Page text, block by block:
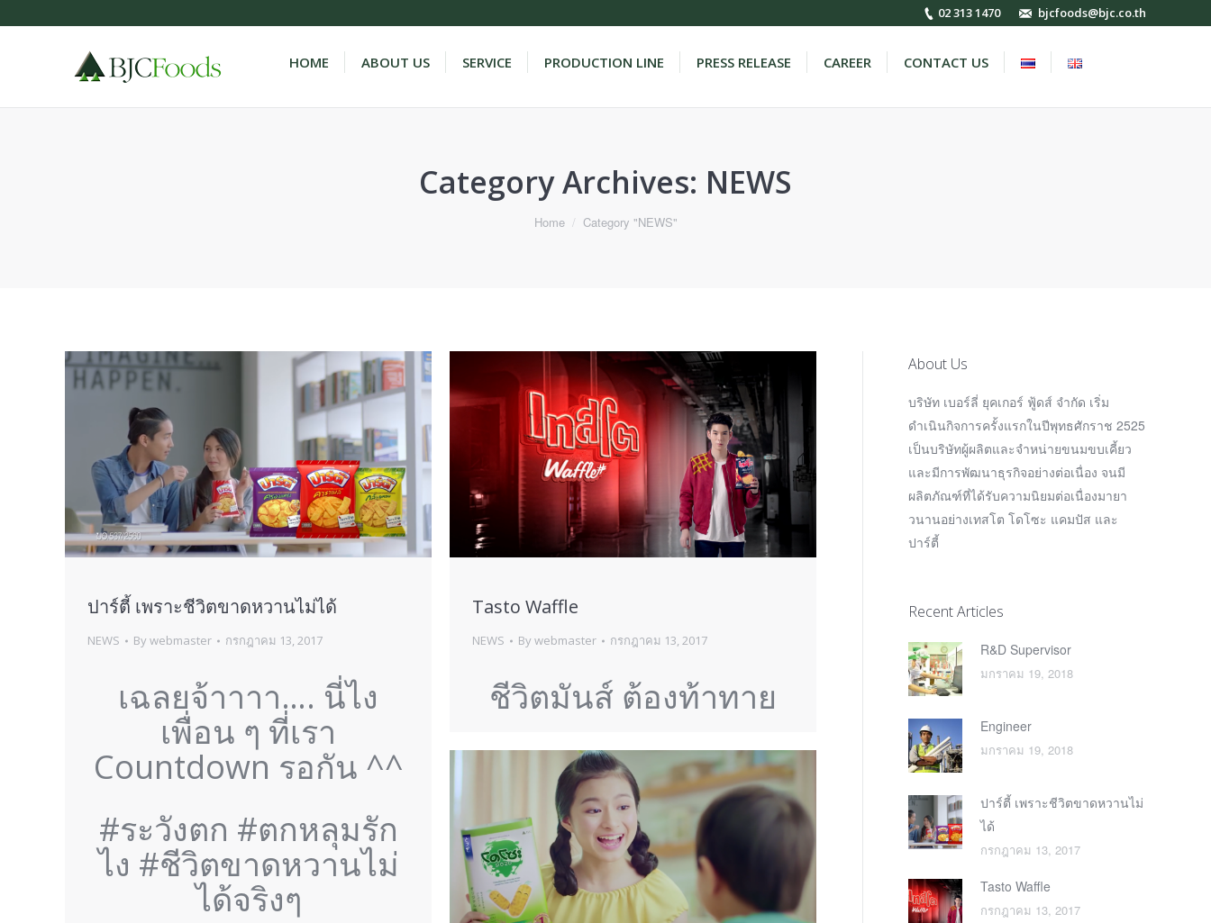
02 313 1470 bjcfoods@bjc.co.th
HOME ABOUT US SERVICE PRODUCTION LINE PRESS RELEASE CAREER CONTACT US
Category Archives: NEWS
Home Category "NEWS"
ปาร์ตี้ เพราะชีวิตขาดหวานไม่ได้
NEWS Bywebmaster กรกฎาคม 13, 2017
เฉลยจ้าาาา…. นี่ไง
เพื่อน ๆ ที่เรา
Countdown รอกัน ^^
#ระวังตก #ตกหลุมรัก
ไง #ชีวิตขาดหวานไม่
ได้จริงๆ
Tasto Waffle
NEWS Bywebmaster กรกฎาคม 13, 2017
ชีวิตมันส์ ต้องท้าทาย
About Us
บริษัท เบอร์ลี่ ยุคเกอร์ ฟู้ดส์ จำกัด เริ่ม
ดำเนินกิจการครั้งแรกในปีพุทธศักราช 2525
เป็นบริษัทผู้ผลิตและจำหน่ายขนมขบเคี้ยว
และมีการพัฒนาธุรกิจอย่างต่อเนื่อง จนมี
ผลิตภัณฑ์ที่ได้รับความนิยมต่อเนื่องมายา
วนานอย่างเทสโต โดโซะ แคมปัส และ
ปาร์ตี้
Recent Articles
R&D Supervisor
มกราคม 19, 2018
Engineer
มกราคม 19, 2018
ปาร์ตี้ เพราะชีวิตขาดหวานไม่
ได้
กรกฎาคม 13, 2017
Tasto Waffle
กรกฎาคม 13, 2017